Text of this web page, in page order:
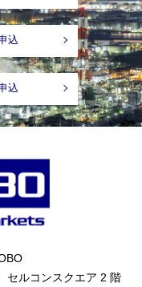
込
込
ルコンスクエア 2 階